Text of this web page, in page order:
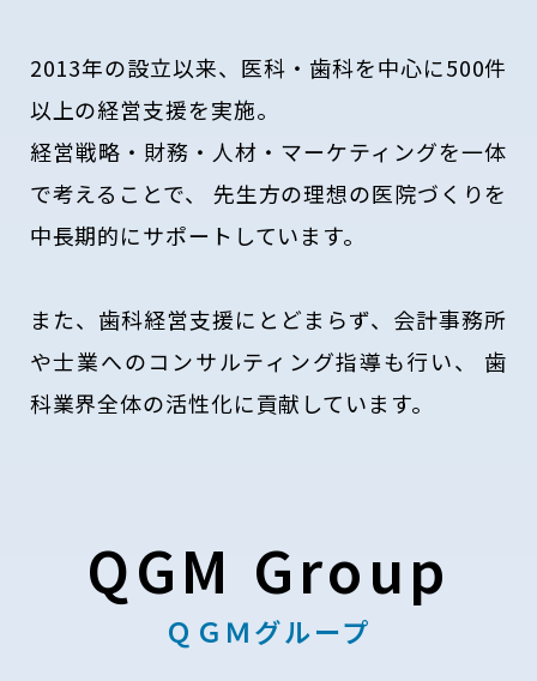
2013年の設立以来、医科・歯科を中心に500件
以上の経営支援を実施。
経営戦略・財務・人材・マーケティングを一体
で考えることで、
先生方の理想の医院づくりを
中長期的にサポートしています。
また、歯科経営支援にとどまらず、会計事務所
や士業へのコンサルティング指導も行い、
歯
科業界全体の活性化に貢献しています。
QGM Group
ＱＧＭグループ